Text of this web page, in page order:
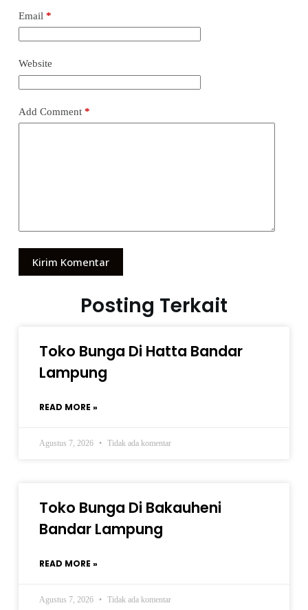
Email *
Website
Add Comment*
Kirim Komentar
Posting Terkait
Toko Bunga Di Hatta Bandar
Lampung
READ MORE »
Agustus 7, 2026 Tidak ada komentar
Toko Bunga Di Bakauheni
Bandar Lampung
READ MORE »
Agustus 7, 2026 Tidak ada komentar